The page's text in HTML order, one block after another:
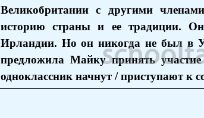
Великобритании с другими
историю страны и ее традиции.
Ирландии. Но он никогда не был в
предложила Майку принять
одноклассник начнут / приступают к